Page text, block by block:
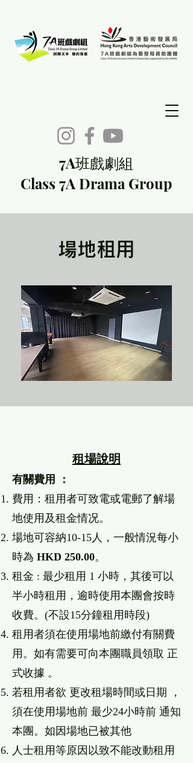
7A班戲劇組
Class 7A Drama Group
場地租用
租場說明
有關費⽤ ：
費⽤：租⽤者可致電或電郵了解場
地使⽤及租⾦情况。
場地可容納10-15人，⼀般情況每⼩
時為 HKD 250.00。
租⾦ : 最少租⽤ 1 ⼩時，其後可以
半⼩時租⽤，逾時使⽤本團會按時
收費。(不設15分鐘租⽤時段)
租⽤者須在使⽤場地前繳付有關費
⽤。如有需要可向本團職員領取 正
式收據 。
若租⽤者欲 更改租場時間或⽇期 ，
須在使⽤場地前 最少24⼩時前 通知
本團。如因場地已被其他
⼈⼠租⽤等原因以致不能改動租⽤